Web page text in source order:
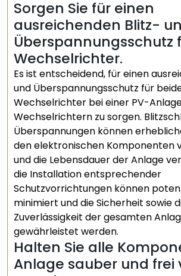
Sorgen Sie für einen
ausreichenden Blitz-
Überspannungsschutz
Wechselrichter.
Es ist entscheidend, für einen
und Überspannungsschutz für
Wechselrichter bei einer PV-
Wechselrichtern zu sorgen.
Überspannungen können
den elektronischen Komponenten
und die Lebensdauer der Anlage
die Installation entsprechender
Schutzvorrichtungen können
minimiert und die Sicherheit sowie
Zuverlässigkeit der gesamten
gewährleistet werden.
Halten Sie alle
Anlage sauber und frei